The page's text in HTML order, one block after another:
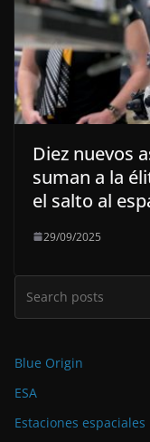
Diez nuevos
suman a la
el salto al
29/09/2025
Blue Origin
ESA
Estaciones espaciales